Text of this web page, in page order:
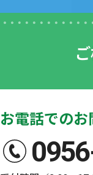
a year ago
a year ago
松田幸恵
a year ago
お電話での